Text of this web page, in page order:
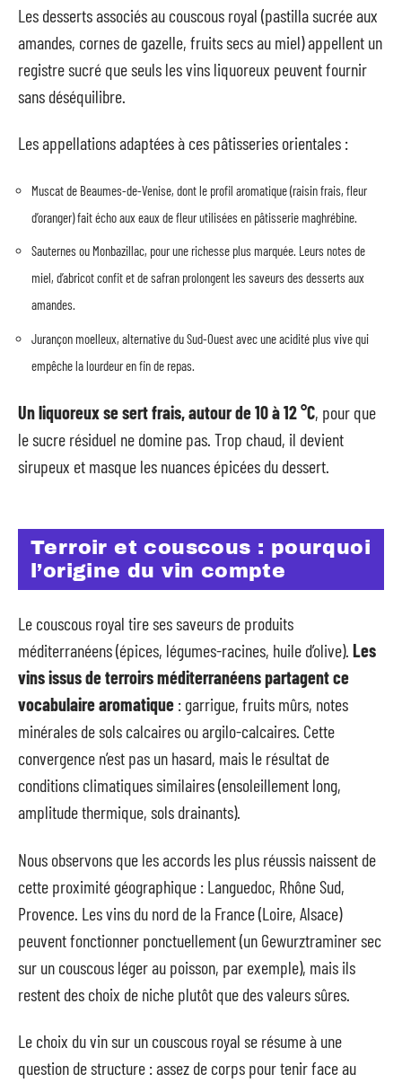
Les desserts associés au couscous royal (pastilla sucrée aux
amandes, cornes de gazelle, fruits secs au miel) appellent un
registre sucré que seuls les vins liquoreux peuvent fournir
sans déséquilibre.
Les appellations adaptées à ces pâtisseries orientales :
Muscat de Beaumes-de-Venise, dont le profil aromatique (raisin frais, fleur
d’oranger) fait écho aux eaux de fleur utilisées en pâtisserie maghrébine.
Sauternes ou Monbazillac, pour une richesse plus marquée. Leurs notes de
miel, d’abricot confit et de safran prolongent les saveurs des desserts aux
amandes.
Jurançon moelleux, alternative du Sud-Ouest avec une acidité plus vive qui
empêche la lourdeur en fin de repas.
Un liquoreux se sert frais, autour de 10 à 12 °C, pour que
le sucre résiduel ne domine pas. Trop chaud, il devient
sirupeux et masque les nuances épicées du dessert.
Terroir et couscous : pourquoi
l’origine du vin compte
Le couscous royal tire ses saveurs de produits
méditerranéens (épices, légumes-racines, huile d’olive). Les
vins issus de terroirs méditerranéens partagent ce
vocabulaire aromatique : garrigue, fruits mûrs, notes
minérales de sols calcaires ou argilo-calcaires. Cette
convergence n’est pas un hasard, mais le résultat de
conditions climatiques similaires (ensoleillement long,
amplitude thermique, sols drainants).
Nous observons que les accords les plus réussis naissent de
cette proximité géographique : Languedoc, Rhône Sud,
Provence. Les vins du nord de la France (Loire, Alsace)
peuvent fonctionner ponctuellement (un Gewurztraminer sec
sur un couscous léger au poisson, par exemple), mais ils
restent des choix de niche plutôt que des valeurs sûres.
Le choix du vin sur un couscous royal se résume à une
question de structure : assez de corps pour tenir face au